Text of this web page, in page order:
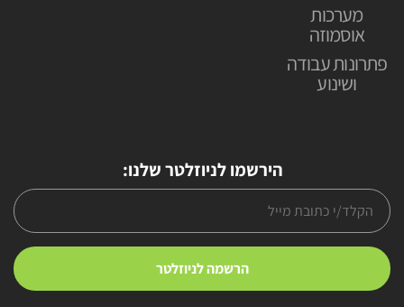
מערכות
אוסמוזה
פתרונות עבודה
ושינוע
הירשמו לניוזלטר שלנו: